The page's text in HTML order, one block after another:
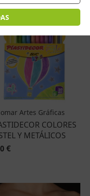
Artes Gráficas
COLORES
Y METÁLICOS
€